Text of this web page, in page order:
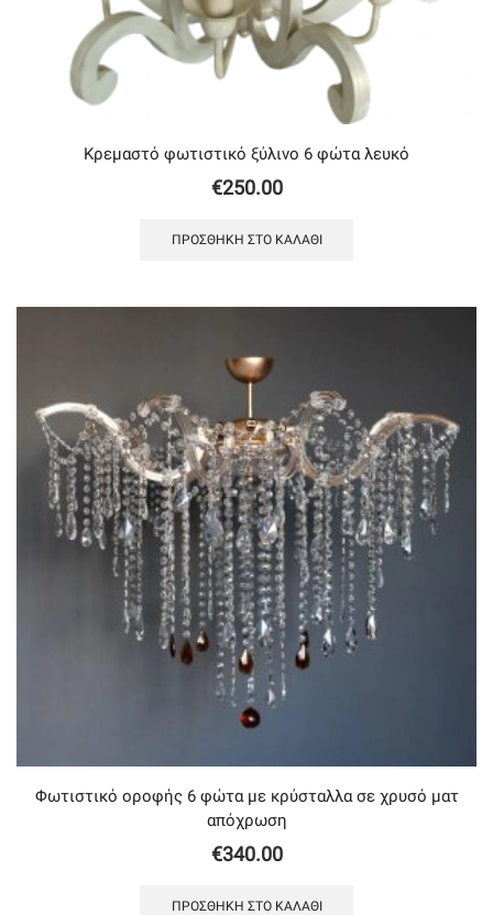
Κρεμαστό φωτιστικό ξύλινο 6 φώτα λευκό
€250.00
ΠΡΟΣΘΉΚΗ ΣΤΟ ΚΑΛΆΘΙ
Φωτιστικό οροφής 6 φώτα με κρύσταλλα σε χρυσό ματ
απόχρωση
€340.00
ΠΡΟΣΘΉΚΗ ΣΤΟ ΚΑΛΆΘΙ